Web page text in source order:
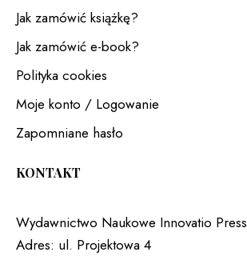
Jak zamówić książkę?
Jak zamówić e-book?
Polityka cookies
Moje konto / Logowanie
Zapomniane hasło
KONTAKT
Wydawnictwo Naukowe Innovatio Press
Adres: ul. Projektowa 4